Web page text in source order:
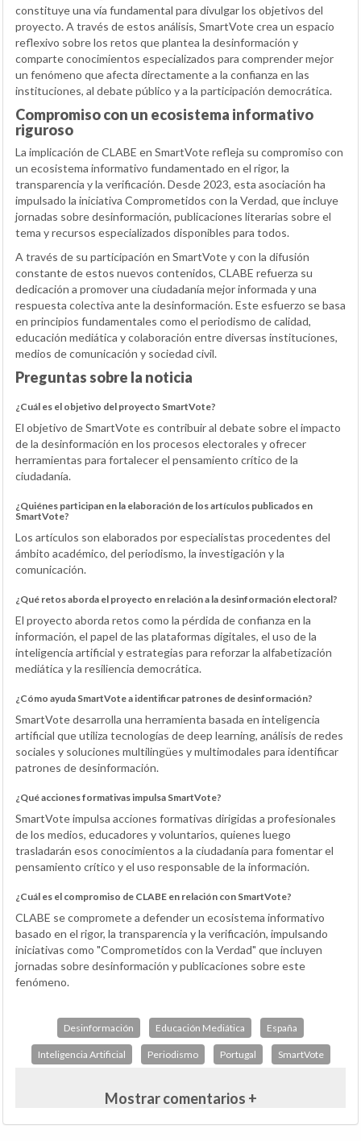
constituye una vía fundamental para divulgar los objetivos del
proyecto. A través de estos análisis, SmartVote crea un espacio
reflexivo sobre los retos que plantea la desinformación y
comparte conocimientos especializados para comprender mejor
un fenómeno que afecta directamente a la confianza en las
instituciones, al debate público y a la participación democrática.
Compromiso con un ecosistema informativo
riguroso
La implicación de CLABE en SmartVote refleja su compromiso con
un ecosistema informativo fundamentado en el rigor, la
transparencia y la verificación. Desde 2023, esta asociación ha
impulsado la iniciativa Comprometidos con la Verdad, que incluye
jornadas sobre desinformación, publicaciones literarias sobre el
tema y recursos especializados disponibles para todos.
A través de su participación en SmartVote y con la difusión
constante de estos nuevos contenidos, CLABE refuerza su
dedicación a promover una ciudadanía mejor informada y una
respuesta colectiva ante la desinformación. Este esfuerzo se basa
en principios fundamentales como el periodismo de calidad,
educación mediática y colaboración entre diversas instituciones,
medios de comunicación y sociedad civil.
Preguntas sobre la noticia
¿Cuál es el objetivo del proyecto SmartVote?
El objetivo de SmartVote es contribuir al debate sobre el impacto
de la desinformación en los procesos electorales y ofrecer
herramientas para fortalecer el pensamiento crítico de la
ciudadanía.
¿Quiénes participan en la elaboración de los artículos publicados en
SmartVote?
Los artículos son elaborados por especialistas procedentes del
ámbito académico, del periodismo, la investigación y la
comunicación.
¿Qué retos aborda el proyecto en relación a la desinformación electoral?
El proyecto aborda retos como la pérdida de confianza en la
información, el papel de las plataformas digitales, el uso de la
inteligencia artificial y estrategias para reforzar la alfabetización
mediática y la resiliencia democrática.
¿Cómo ayuda SmartVote a identificar patrones de desinformación?
SmartVote desarrolla una herramienta basada en inteligencia
artificial que utiliza tecnologías de deep learning, análisis de redes
sociales y soluciones multilingües y multimodales para identificar
patrones de desinformación.
¿Qué acciones formativas impulsa SmartVote?
SmartVote impulsa acciones formativas dirigidas a profesionales
de los medios, educadores y voluntarios, quienes luego
trasladarán esos conocimientos a la ciudadanía para fomentar el
pensamiento crítico y el uso responsable de la información.
¿Cuál es el compromiso de CLABE en relación con SmartVote?
CLABE se compromete a defender un ecosistema informativo
basado en el rigor, la transparencia y la verificación, impulsando
iniciativas como "Comprometidos con la Verdad" que incluyen
jornadas sobre desinformación y publicaciones sobre este
fenómeno.
Desinformación Educación Mediática España
Inteligencia Artificial Periodismo Portugal SmartVote
Mostrar comentarios +